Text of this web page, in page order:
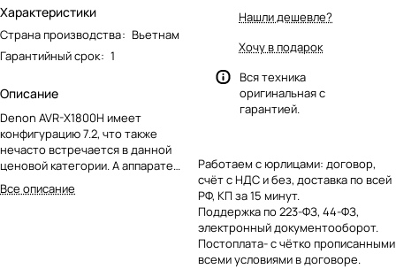
Характеристики
Страна производства: Вьетнам
Гарантийный срок: 1
Описание
Denon AVR-X1800H имеет
конфигурацию 7.2, что также
нечасто встречается в данной
ценовой категории. А аппарате
имеются декодеры 3D-форматов
звука Dolby Atmos и DTS:X, и на его
Все описание
Нашли дешевле?
Хочу в подарок
Вся техника
оригинальная с
гарантией.
Работаем с юрлицами: договор,
счёт с НДС и без, доставка по всей
РФ, КП за 15 минут.
Поддержка по 223-ФЗ, 44-ФЗ,
электронный документооборот.
Постоплата- с чётко прописанными
всеми условиями в договоре.